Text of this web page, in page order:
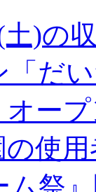
土)の
「だ
オー
使
ム祭